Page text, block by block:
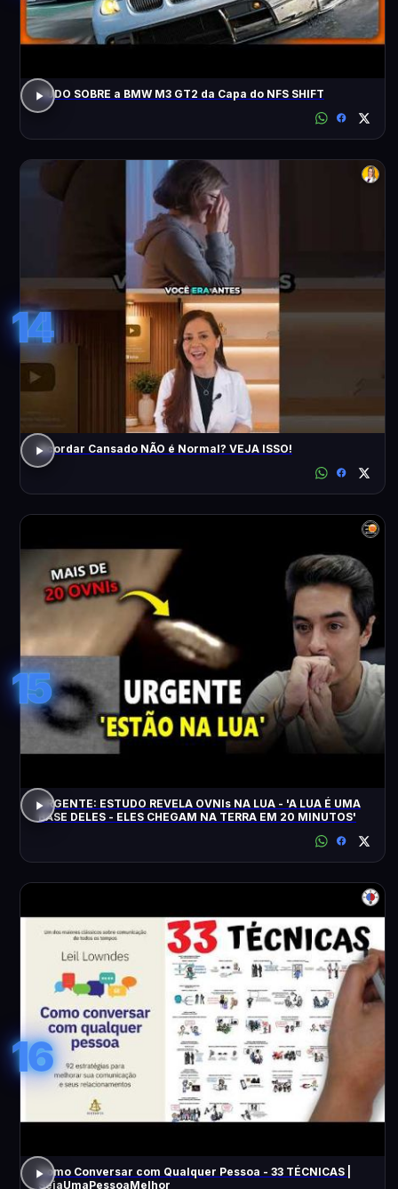
TUDO SOBRE a BMW M3 GT2 da Capa do NFS SHIFT
14
Acordar Cansado NÃO é Normal? VEJA ISSO!
15
URGENTE: ESTUDO REVELA OVNIs NA LUA - 'A LUA É UMA
BASE DELES - ELES CHEGAM NA TERRA EM 20 MINUTOS'
16
Como Conversar com Qualquer Pessoa - 33 TÉCNICAS |
SejaUmaPessoaMelhor